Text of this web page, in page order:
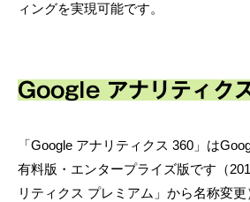
ィングを実現可能です。
Google アナリティク
「Google アナリティクス 360」は
有料版・エンタープライズ版です（
リティクス プレミアム」から名称変